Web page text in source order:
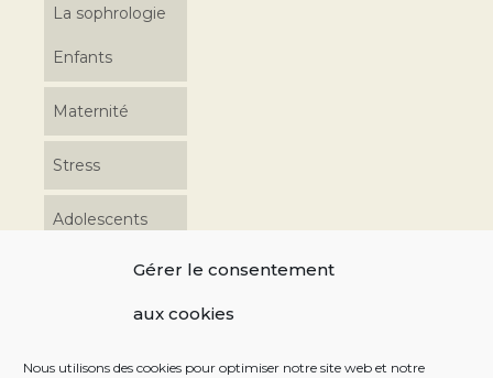
Gérer le consentement
aux cookies
Nous utilisons des cookies pour optimiser notre site web et notre
La sophrologie
Enfants
Maternité
Stress
Adolescents